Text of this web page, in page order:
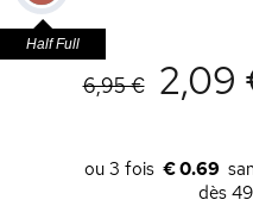
6,95 € 2,09
€ 0.69
dès
Half Full